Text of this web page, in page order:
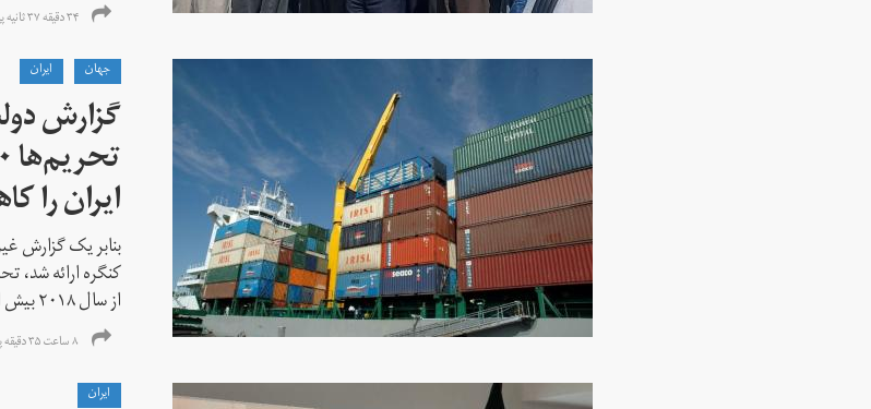
۳۴ دقیقه ۳۷ ثانیه پیش
جهان
ايران
گزارش
ایران را
بنابر یک گزارش
کنگره ارائه شد،
از سال ۲۰۱۸ بیش از ۷۰...
۸ ساعت ۳۵ دقیقه پیش
ايران